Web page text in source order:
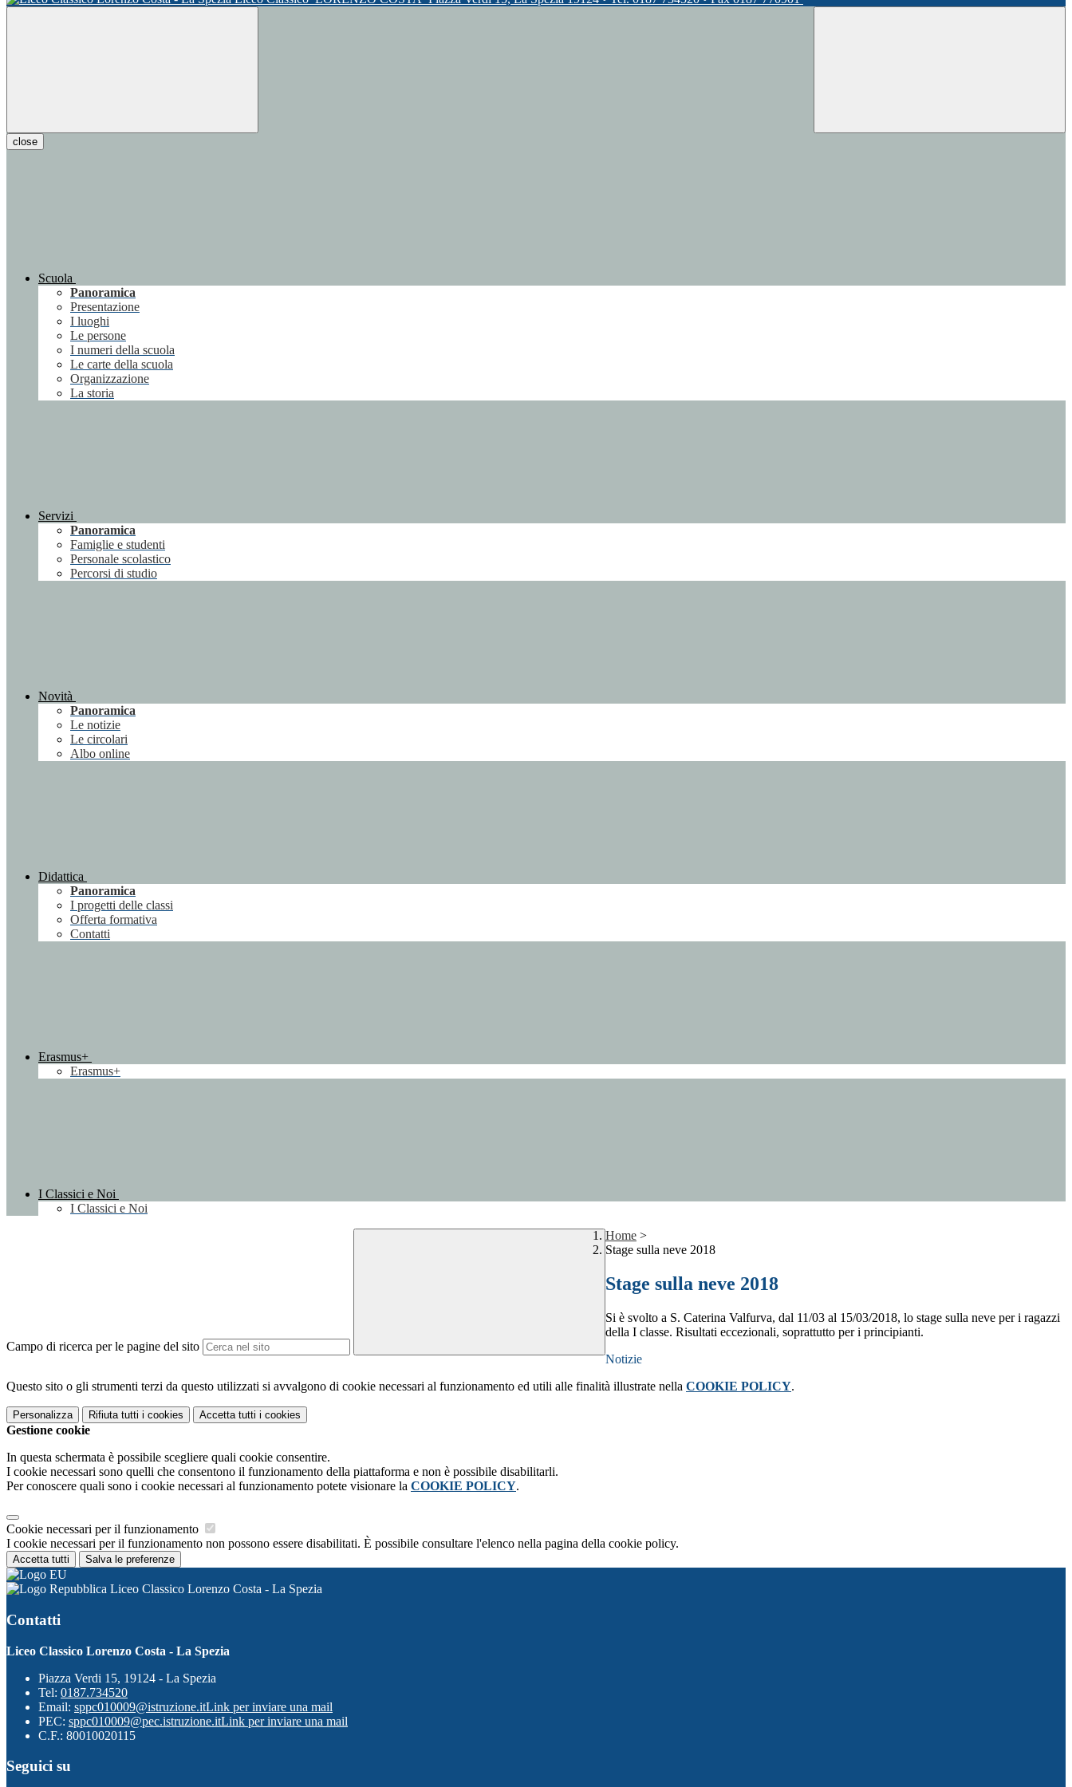
close
Scuola
Panoramica
Presentazione
I luoghi
Le persone
I numeri della scuola
Le carte della scuola
Organizzazione
La storia
Servizi
Panoramica
Famiglie e studenti
Personale scolastico
Percorsi di studio
Novità
Panoramica
Le notizie
Le circolari
Albo online
Didattica
Panoramica
I progetti delle classi
Offerta formativa
Contatti
Erasmus+
Erasmus+
I Classici e Noi
I Classici e Noi
Campo di ricerca per le pagine del sito
Home >
Stage sulla neve 2018
Stage sulla neve 2018
Si è svolto a S. Caterina Valfurva, dal 11/03 al 15/03/2018, lo stage sulla neve per i ragazzi
della I classe. Risultati eccezionali, soprattutto per i principianti.
Notizie
Questo sito o gli strumenti terzi da questo utilizzati si avvalgono di cookie necessari al funzionamento ed utili alle finalità illustrate nella COOKIE POLICY.
Personalizza Rifiuta tutti i cookies Accetta tutti i cookies
Gestione cookie
In questa schermata è possibile scegliere quali cookie consentire.
I cookie necessari sono quelli che consentono il funzionamento della piattaforma e non è possibile disabilitarli.
Per conoscere quali sono i cookie necessari al funzionamento potete visionare la COOKIE POLICY.
Cookie necessari per il funzionamento
I cookie necessari per il funzionamento non possono essere disabilitati. È possibile consultare l'elenco nella pagina della cookie policy.
Accetta tutti Salva le preferenze
Liceo Classico Lorenzo Costa - La Spezia
Contatti
Liceo Classico Lorenzo Costa - La Spezia
Piazza Verdi 15, 19124 - La Spezia
Tel: 0187.734520
Email: sppc010009@istruzione.itLink per inviare una mail
PEC: sppc010009@pec.istruzione.itLink per inviare una mail
C.F.: 80010020115
Seguici su